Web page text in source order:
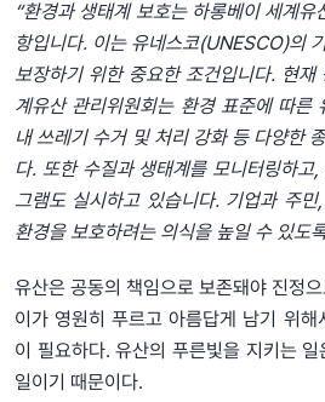
“환경과 생태계 보호는 하롱베이 세계
항입니다. 이는 유네스코(UNESCO)의
보장하기 위한 중요한 조건입니다. 현
계유산 관리위원회는 환경 표준에 따른
내 쓰레기 수거 및 처리 강화 등 다양한
다. 또한 수질과 생태계를 모니터링하고
그램도 실시하고 있습니다. 기업과 주
환경을 보호하려는 의식을 높일 수 있도
유산은 공동의 책임으로 보존돼야 진정
이가 영원히 푸르고 아름답게 남기 위
이 필요하다. 유산의 푸른빛을 지키는
일이기 때문이다.